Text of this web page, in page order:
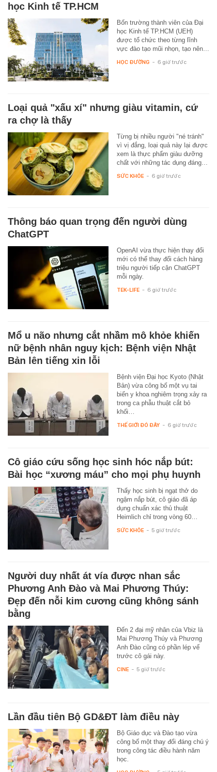
học Kinh tế TP.HCM
Bốn trường thành viên của Đại
học Kinh tế TP.HCM (UEH)
được tổ chức theo từng lĩnh
vực đào tạo mũi nhọn, tạo nên…
HỌC ĐƯỜNG - 6 giờ trước
Loại quả "xấu xí" nhưng giàu vitamin, cứ
ra chợ là thấy
Từng bị nhiều người "né tránh"
vì vị đắng, loại quả này lại được
xem là thực phẩm giàu dưỡng
chất với những tác dụng đáng…
SỨC KHỎE - 6 giờ trước
Thông báo quan trọng đến người dùng
ChatGPT
OpenAI vừa thực hiện thay đổi
mới có thể thay đổi cách hàng
triệu người tiếp cận ChatGPT
mỗi ngày.
TEK-LIFE - 6 giờ trước
Mổ u não nhưng cắt nhầm mô khỏe khiến
nữ bệnh nhân nguy kịch: Bệnh viện Nhật
Bản lên tiếng xin lỗi
Bệnh viện Đại học Kyoto (Nhật
Bản) vừa công bố một vụ tai
biến y khoa nghiêm trọng xảy ra
trong ca phẫu thuật cắt bỏ
khối…
THẾ GIỚI ĐÓ ĐÂY - 6 giờ trước
Cô giáo cứu sống học sinh hóc nắp bút:
Bài học “xương máu” cho mọi phụ huynh
Thấy học sinh bị ngạt thở do
ngậm nắp bút, cô giáo đã áp
dụng chuẩn xác thủ thuật
Heimlich chỉ trong vòng 60…
SỨC KHỎE - 5 giờ trước
Người duy nhất át vía được nhan sắc
Phương Anh Đào và Mai Phương Thúy:
Đẹp đến nỗi kim cương cũng không sánh
bằng
Đến 2 đại mỹ nhân của Vbiz là
Mai Phương Thúy và Phương
Anh Đào cũng có phần lép vế
trước cô gái này.
CINE - 5 giờ trước
Lần đầu tiên Bộ GD&ĐT làm điều này
Bộ Giáo dục và Đào tạo vừa
công bố một thay đổi đáng chú ý
trong công tác điều hành năm
học.